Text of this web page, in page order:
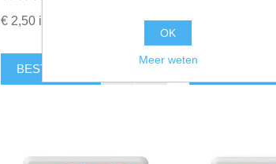
€ 2,50 incl. BTW
BESTEL NU!
€ 2,50 incl. BTW
OK
Meer weten